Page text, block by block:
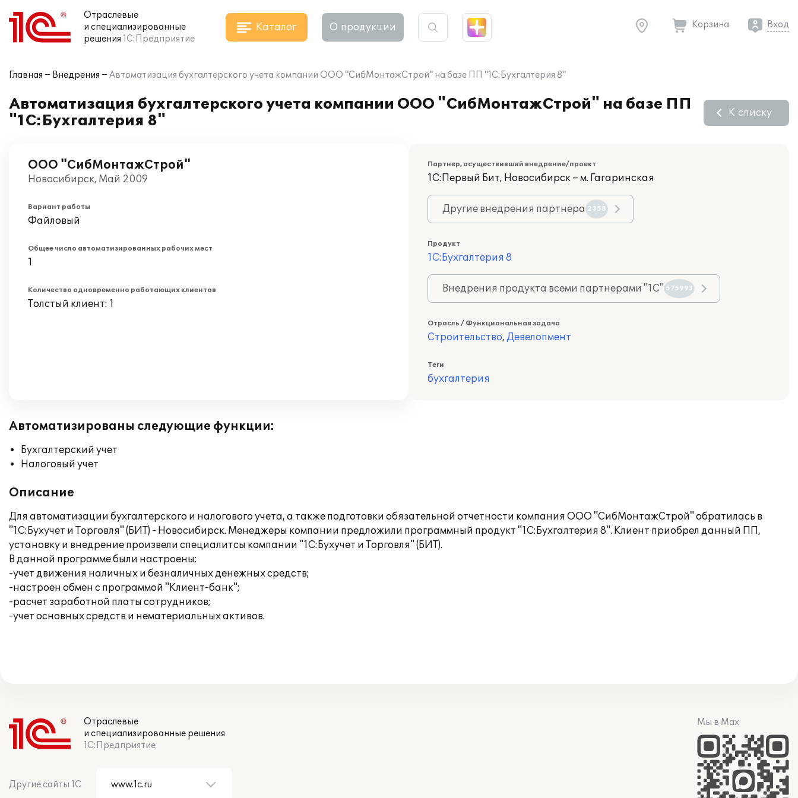
Отраслевые
и специализированные
решения 1С:Предприятие
Каталог О продукции Корзина Вход
Главная Внедрения Автоматизация бухгалтерского учета компании ООО "СибМонтажСтрой" на базе ПП "1С:Бухгалтерия 8"
Автоматизация бухгалтерского учета компании ООО "СибМонтажСтрой" на базе ПП
"1С:Бухгалтерия 8"
К списку
ООО "СибМонтажСтрой"
Новосибирск, Май 2009
Вариант работы
Файловый
Общее число автоматизированных рабочих мест
1
Количество одновременно работающих клиентов
Толстый клиент: 1
Партнер, осуществивший внедрение/проект
1С:Первый Бит, Новосибирск – м. Гагаринская
Другие внедрения партнера 2358
Продукт
1С:Бухгалтерия 8
Внедрения продукта всеми партнерами "1С" 575993
Отрасль / Функциональная задача
Строительство, Девелопмент
Теги
бухгалтерия
Автоматизированы следующие функции:
Бухгалтерский учет
Налоговый учет
Описание
Для автоматизации бухгалтерского и налогового учета, а также подготовки обязательной отчетности компания ООО "СибМонтажСтрой" обратилась в
"1С:Бухучет и Торговля" (БИТ) - Новосибирск. Менеджеры компании предложили программный продукт "1С:Бухгалтерия 8". Клиент приобрел данный ПП,
установку и внедрение произвели специалитсы компании "1С:Бухучет и Торговля" (БИТ).
В данной программе были настроены:
-учет движения наличных и безналичных денежных средств;
-настроен обмен с программой "Клиент-банк";
-расчет заработной платы сотрудников;
-учет основных средств и нематериальных активов.
Отраслевые
и специализированные решения
1С:Предприятие
Другие сайты 1С
Мы в Max